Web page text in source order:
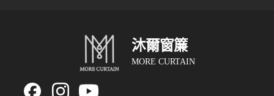
沐爾窗簾
MORE CURTAIN